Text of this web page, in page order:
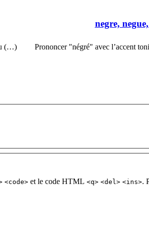
(…)
negre,
Prononcer "négré" avec l’accent
<code> et le code HTML <q> <del> <ins>.